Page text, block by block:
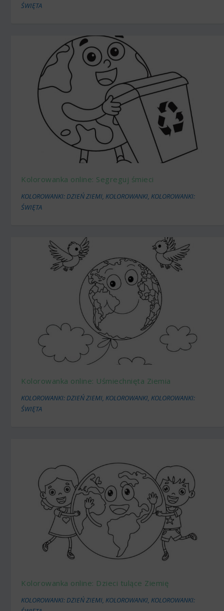
ŚWIĘTA
Kolorowanka online: Segreguj śmieci
KOLOROWANKI: DZIEŃ ZIEMI,KOLOROWANKI,KOLOROWANKI:
ŚWIĘTA
Kolorowanka online: Uśmiechnięta Ziemia
KOLOROWANKI: DZIEŃ ZIEMI,KOLOROWANKI,KOLOROWANKI:
ŚWIĘTA
Kolorowanka online: Dzieci tulące Ziemię
KOLOROWANKI: DZIEŃ ZIEMI KOLOROWANKI KOLOROWANKI: